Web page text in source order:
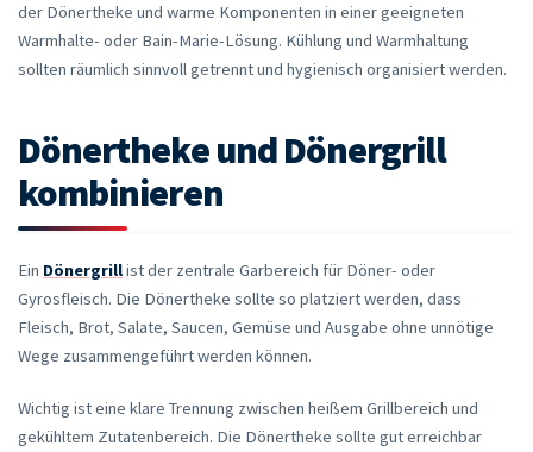
der Dönertheke und warme Komponenten in einer geeigneten
Warmhalte- oder Bain-Marie-Lösung. Kühlung und Warmhaltung
sollten räumlich sinnvoll getrennt und hygienisch organisiert werden.
Dönertheke und Dönergrill
kombinieren
Ein Dönergrillist der zentrale Garbereich für Döner- oder
Gyrosfleisch. Die Dönertheke sollte so platziert werden, dass
Fleisch, Brot, Salate, Saucen, Gemüse und Ausgabe ohne unnötige
Wege zusammengeführt werden können.
Wichtig ist eine klare Trennung zwischen heißem Grillbereich und
gekühltem Zutatenbereich. Die Dönertheke sollte gut erreichbar